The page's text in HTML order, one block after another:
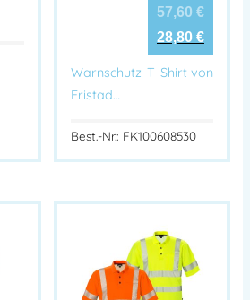
57,60€
28,80 €
Warnschutz-T-Shirt von
Fristad…
Best.-Nr.: FK100608530